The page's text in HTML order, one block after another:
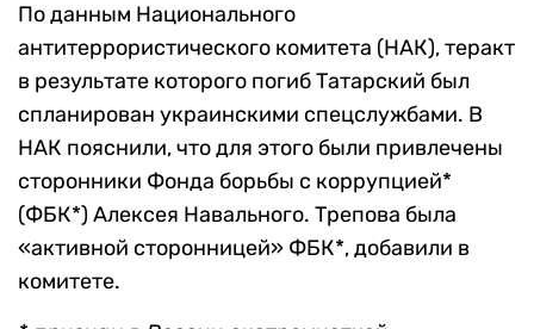
По данным Национального
антитеррористического комитета (НАК), теракт
в результате которого погиб Татарский был
спланирован украинскими спецслужбами. В
НАК пояснили, что для этого были привлечены
сторонники Фонда борьбы с коррупцией*
(ФБК*) Алексея Навального. Трепова была
«активной сторонницей» ФБК*, добавили в
комитете.